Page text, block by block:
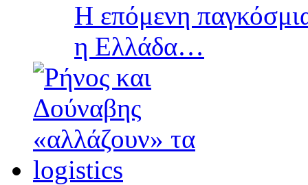
Η επόμενη
η Ελλάδα…